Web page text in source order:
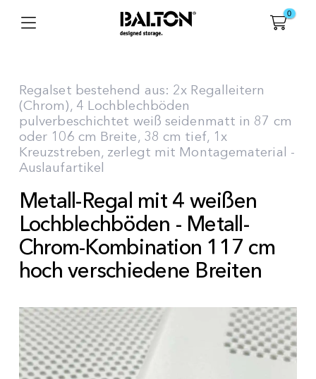
0
Regalset bestehend aus: 2x Regalleitern
(Chrom), 4 Lochblechböden
pulverbeschichtet weiß seidenmatt in 87 cm
oder 106 cm Breite, 38 cm tief, 1x
Kreuzstreben, zerlegt mit Montagematerial -
Auslaufartikel
Metall-Regal mit 4 weißen
Lochblechböden - Metall-
Chrom-Kombination 117 cm
hoch verschiedene Breiten